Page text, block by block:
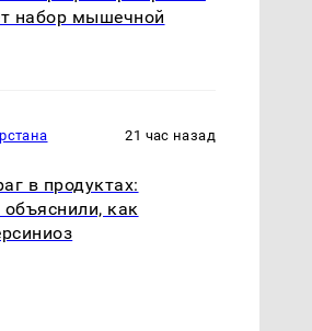
набор мышечной
21 час назад
в продуктах:
как